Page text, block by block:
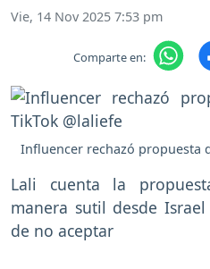
Vie, 14 Nov 2025 7:53 pm
Comparte en:
Influencer rechazó propuesta
Lali cuenta la
manera sutil desde
de no aceptar